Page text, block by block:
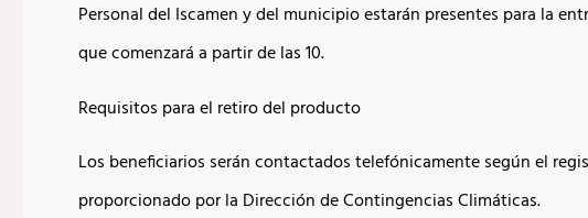
Personal del Iscamen y del municipio estarán presentes para la
que comenzará a partir de las 10.
Requisitos para el retiro del producto
Los beneficiarios serán contactados telefónicamente según el
proporcionado por la Dirección de Contingencias Climáticas.